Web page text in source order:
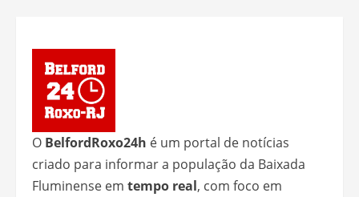
O BelfordRoxo24h é um portal de notícias
criado para informar a população da Baixada
Fluminense em tempo real, com foco em